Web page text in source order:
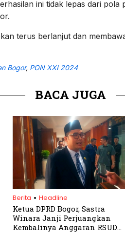
ini tidak lepas dari
terus berlanjut dan
Bogor, PON XXI 2024
BACA JUGA
Berita . Headline
Ketua DPRD Bogor, Sastra
Winara Janji Perjuangkan
Kembalinya Anggaran RSUD